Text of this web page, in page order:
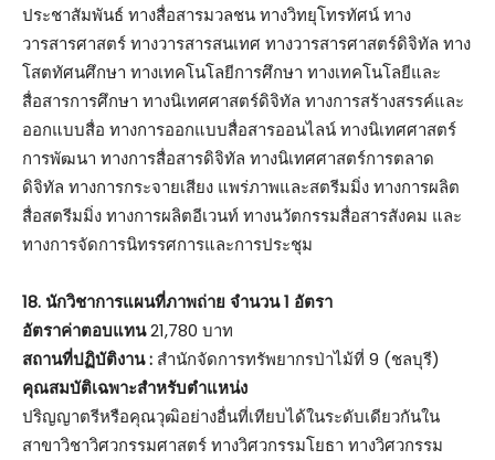
ประชาสัมพันธ์ ทางสื่อสารมวลชน ทางวิทยุโทรทัศน์ ทาง
วารสารศาสตร์ ทางวารสารสนเทศ ทางวารสารศาสตร์ดิจิทัล ทาง
โสตทัศนศึกษา ทางเทคโนโลยีการศึกษา ทางเทคโนโลยีและ
สื่อสารการศึกษา ทางนิเทศศาสตร์ดิจิทัล ทางการสร้างสรรค์และ
ออกแบบสื่อ ทางการออกแบบสื่อสารออนไลน์ ทางนิเทศศาสตร์
การพัฒนา ทางการสื่อสารดิจิทัล ทางนิเทศศาสตร์การตลาด
ดิจิทัล ทางการกระจายเสียง แพร่ภาพและสตรีมมิ่ง ทางการผลิต
สื่อสตรีมมิ่ง ทางการผลิตอีเวนท์ ทางนวัตกรรมสื่อสารสังคม และ
ทางการจัดการนิทรรศการและการประชุม
18. นักวิชาการแผนที่ภาพถ่าย จำนวน 1 อัตรา
อัตราค่าตอบแทน21,780 บาท
สถานที่ปฏิบัติงาน : สำนักจัดการทรัพยากรป่าไม้ที่ 9 (ชลบุรี)
คุณสมบัติเฉพาะสำหรับตำแหน่ง
ปริญญาตรีหรือคุณวุฒิอย่างอื่นที่เทียบได้ในระดับเดียวกันใน
สาขาวิชาวิศวกรรมศาสตร์ ทางวิศวกรรมโยธา ทางวิศวกรรม